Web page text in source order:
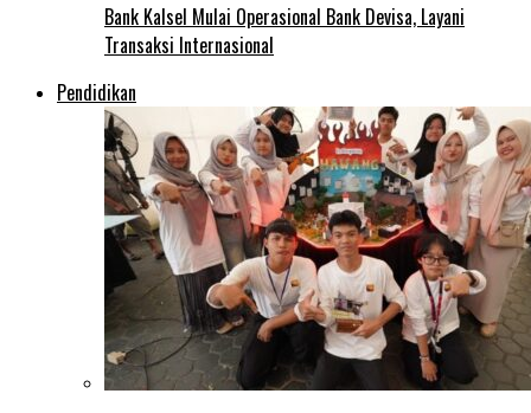
Bank Kalsel Mulai Operasional Bank Devisa, Layani
Transaksi Internasional
Pendidikan